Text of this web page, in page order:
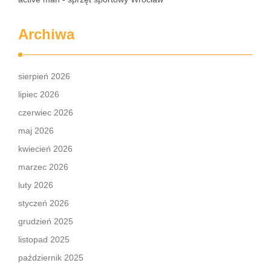
Archiwa
sierpień 2026
lipiec 2026
czerwiec 2026
maj 2026
kwiecień 2026
marzec 2026
luty 2026
styczeń 2026
grudzień 2025
listopad 2025
październik 2025